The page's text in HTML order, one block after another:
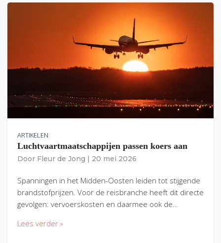
ARTIKELEN
Luchtvaartmaatschappijen passen koers aan
Door Fleur de Jong 20 mei 2026
Spanningen in het Midden-Oosten leiden tot stijgende
brandstofprijzen. Voor de reisbranche heeft dit directe
gevolgen: vervoerskosten en daarmee ook de…
Lees verder »